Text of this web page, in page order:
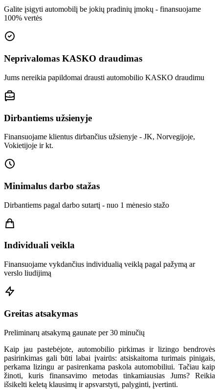
Galite įsigyti automobilį be jokių pradinių įmokų - finansuojame
100% vertės
Neprivalomas KASKO draudimas
Jums nereikia papildomai drausti automobilio KASKO draudimu
Dirbantiems užsienyje
Finansuojame klientus dirbančius užsienyje - JK, Norvegijoje,
Vokietijoje ir kt.
Minimalus darbo stažas
Dirbantiems pagal darbo sutartį - nuo 1 mėnesio stažo
Individuali veikla
Finansuojame vykdančius individualią veiklą pagal pažymą ar
verslo liudijimą
Greitas atsakymas
Preliminarų atsakymą gaunate per 30 minučių
Kaip jau pastebėjote, automobilio pirkimas ir lizingo bendrovės
pasirinkimas gali būti labai įvairūs: atsiskaitoma turimais pinigais,
perkama lizingu ar pasirenkama paskola automobiliui. Tačiau kaip
žinoti, kuris finansavimo metodas tinkamiausias Jums? Reikia
išsikelti keletą klausimų ir apsvarstyti, palyginti, įvertinti.